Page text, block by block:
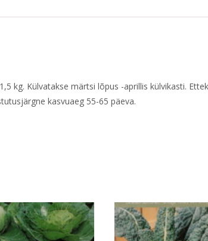
kg. Külvatakse märtsi lõpus -aprillis külvikasti.
kasvuaeg 55-65 päeva.